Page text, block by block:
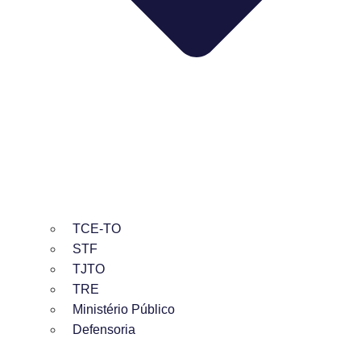
TCE-TO
STF
TJTO
TRE
Ministério Público
Defensoria